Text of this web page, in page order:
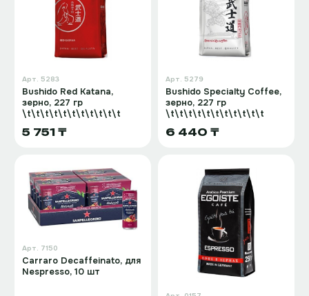
Арт. 5283
Bushido Red Katana,
зерно, 227 гр
\t\t\t\t\t\t\t\t\t\t\t
5 751 ₸
Арт. 5279
Bushido Specialty Coffee,
зерно, 227 гр
\t\t\t\t\t\t\t\t\t\t\t
6 440 ₸
Арт. 7150
Carraro Decaffeinato, для
Nespresso, 10 шт